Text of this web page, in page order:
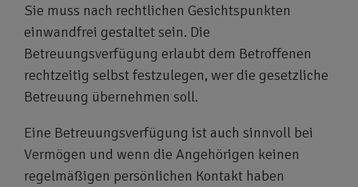
Sie muss nach rechtlichen Gesichtspunkten
einwandfrei gestaltet sein. Die
Betreuungsverfügung erlaubt dem Betroffenen
rechtzeitig selbst festzulegen, wer die gesetzliche
Betreuung übernehmen soll.
Eine Betreuungsverfügung ist auch sinnvoll bei
Vermögen und wenn die Angehörigen keinen
regelmäßigen persönlichen Kontakt haben